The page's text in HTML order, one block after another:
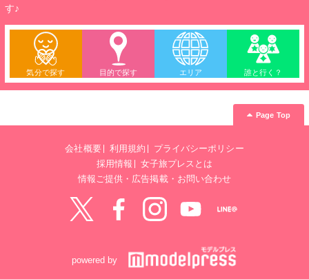
す♪
気分で探す 目的で探す エリア 誰と行く？
Page Top
会社概要 利用規約
プライバシーポリシー
採用情報
女子旅プレスとは
情報ご提供・広告掲載・お問い合わせ
powered by